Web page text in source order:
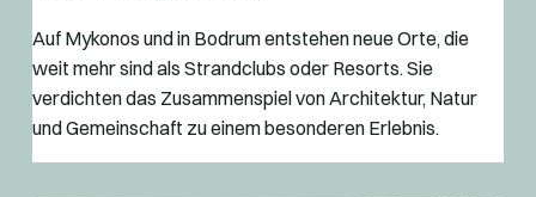
Auf Mykonos und in Bodrum entstehen neue Orte, die
weit mehr sind als Strandclubs oder Resorts. Sie
verdichten das Zusammenspiel von Architektur, Natur
und Gemeinschaft zu einem besonderen Erlebnis.